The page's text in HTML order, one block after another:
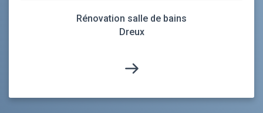
Rénovation salle de bains
Dreux